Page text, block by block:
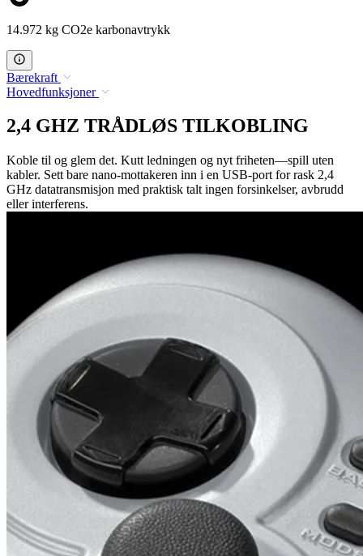
14.972 kg CO2e karbonavtrykk
Bærekraft
Hovedfunksjoner
2,4 GHZ TRÅDLØS TILKOBLING
Koble til og glem det. Kutt ledningen og nyt friheten—spill uten
kabler. Sett bare nano-mottakeren inn i en USB-port for rask 2,4
GHz datatransmisjon med praktisk talt ingen forsinkelser, avbrudd
eller interferens.